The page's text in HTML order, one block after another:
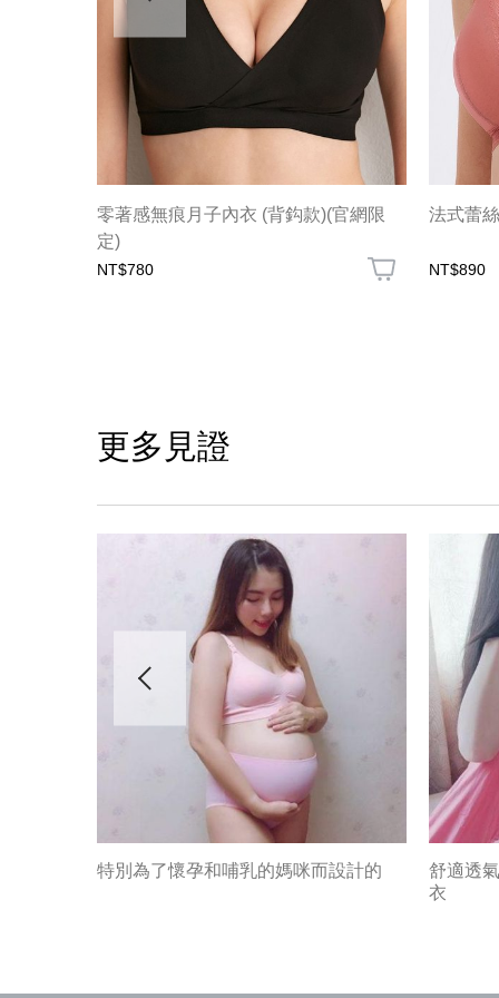
零著感無痕月子內衣 (背鈎款)(官網限
定)
NT$780
法式蕾
NT$890
更多見證
特別為了懷孕和哺乳的媽咪而設計的
舒適透
衣